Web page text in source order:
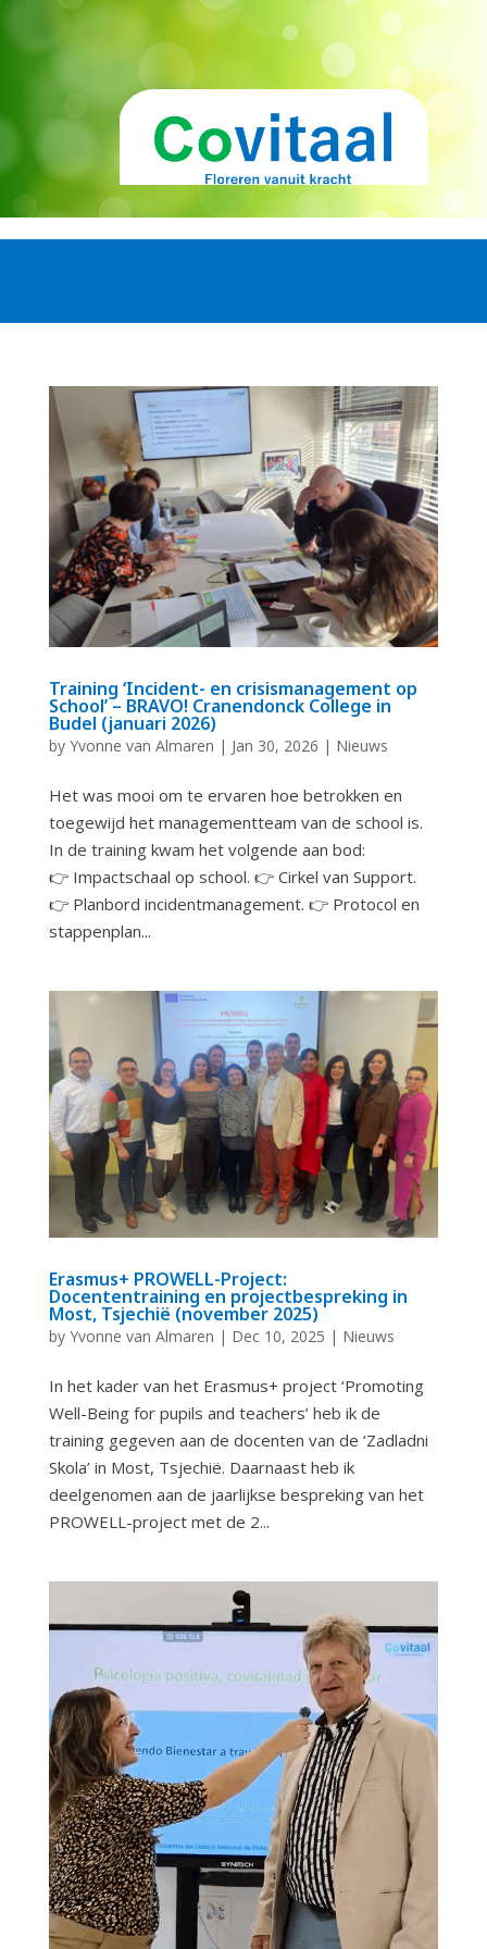
Training ‘Incident- en crisismanagement op
School’ – BRAVO! Cranendonck College in
Budel (januari 2026)
by Yvonne van Almaren | Jan 30, 2026 | Nieuws
Het was mooi om te ervaren hoe betrokken en
toegewijd het managementteam van de school is.
In de training kwam het volgende aan bod:
👉 Impactschaal op school. 👉 Cirkel van Support.
👉 Planbord incidentmanagement. 👉 Protocol en
stappenplan...
Erasmus+ PROWELL-Project:
Docententraining en projectbespreking in
Most, Tsjechië (november 2025)
by Yvonne van Almaren | Dec 10, 2025 | Nieuws
In het kader van het Erasmus+ project ‘Promoting
Well-Being for pupils and teachers’ heb ik de
training gegeven aan de docenten van de ‘Zadladni
Skola’ in Most, Tsjechië. Daarnaast heb ik
deelgenomen aan de jaarlijkse bespreking van het
PROWELL-project met de 2...